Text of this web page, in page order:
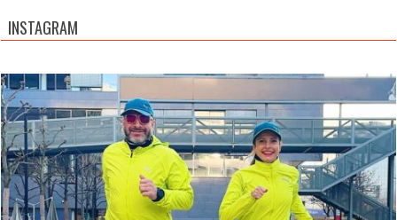
INSTAGRAM